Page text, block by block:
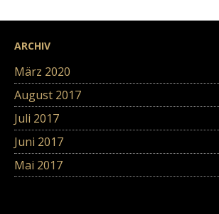
ARCHIV
März 2020
August 2017
Juli 2017
Juni 2017
Mai 2017